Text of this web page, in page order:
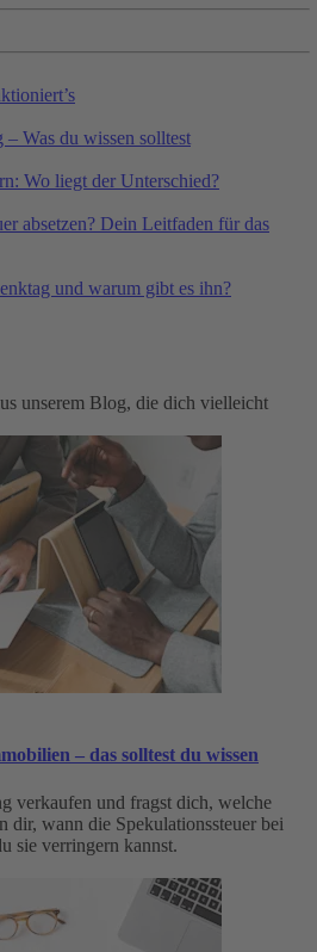
Was du wissen solltest
Wo liegt der Unterschied?
absetzen? Dein Leitfaden für das
und warum gibt es ihn?
unserem Blog, die dich vielleicht
– das solltest du wissen
verkaufen und fragst dich, welche
dir, wann die Spekulationssteuer bei
sie verringern kannst.